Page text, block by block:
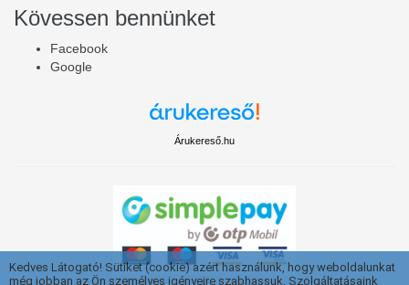
Kövessen bennünket
Facebook
Google
Árukereső.hu
Kedves Látogató! Sütiket (cookie) azért használunk, hogy weboldalunkat
még jobban az Ön személyes igényeire szabhassuk. Szolgáltatásaink